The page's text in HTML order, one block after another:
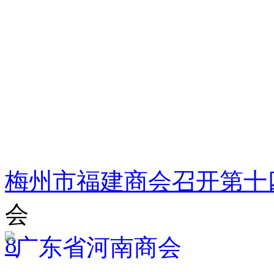
梅州市福建商会召开第
会
8